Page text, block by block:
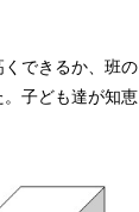
できるか、班の
子ども達が知恵